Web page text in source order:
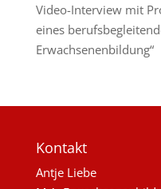
Video-Interview mit
eines
Erwachsenenbildung“
Kontakt
Antje Liebe